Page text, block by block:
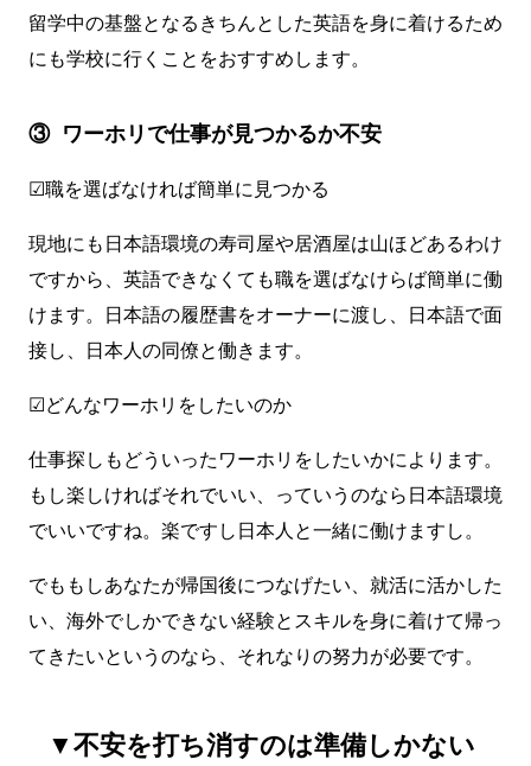
留学中の基盤となるきちんとした英語を身に着けるため
にも学校に行くことをおすすめします。
③ ワーホリで仕事が見つかるか不安
☑職を選ばなければ簡単に見つかる
現地にも日本語環境の寿司屋や居酒屋は山ほどあるわけ
ですから、英語できなくても職を選ばなけらば簡単に働
けます。日本語の履歴書をオーナーに渡し、日本語で面
接し、日本人の同僚と働きます。
☑どんなワーホリをしたいのか
仕事探しもどういったワーホリをしたいかによります。
もし楽しければそれでいい、っていうのなら日本語環境
でいいですね。楽ですし日本人と一緒に働けますし。
でももしあなたが帰国後につなげたい、就活に活かした
い、海外でしかできない経験とスキルを身に着けて帰っ
てきたいというのなら、それなりの努力が必要です。
▼不安を打ち消すのは準備しかない